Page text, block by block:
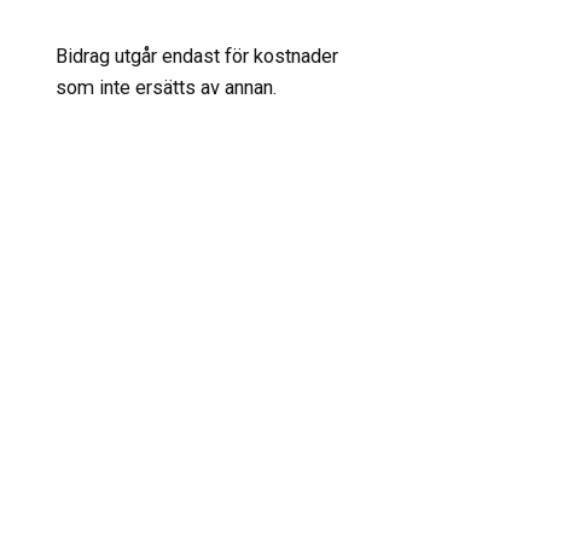
Bidrag utgår endast för kostnader
som inte ersätts av annan.